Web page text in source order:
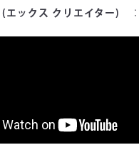
ックス クリエイター)
：